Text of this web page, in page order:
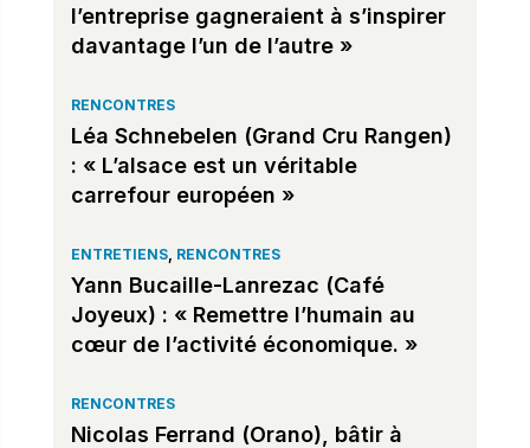
l’entreprise gagneraient à s’inspirer
davantage l’un de l’autre »
RENCONTRES
Léa Schnebelen (Grand Cru Rangen)
: « L’alsace est un véritable
carrefour européen »
ENTRETIENS, RENCONTRES
Yann Bucaille-Lanrezac (Café
Joyeux) : « Remettre l’humain au
cœur de l’activité économique. »
RENCONTRES
Nicolas Ferrand (Orano), bâtir à